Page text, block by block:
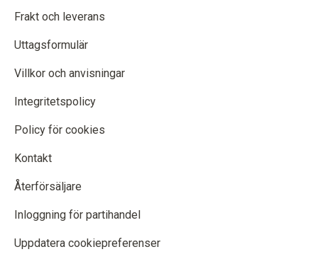
Frakt och leverans
Uttagsformulär
Villkor och anvisningar
Integritetspolicy
Policy för cookies
Kontakt
Återförsäljare
Inloggning för partihandel
Uppdatera cookiepreferenser